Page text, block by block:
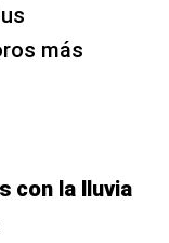
más
con la lluvia